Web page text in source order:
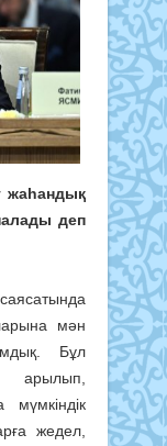
жаһандық
деп
мән
Бұл
арылып,
мүмкіндік
жедел,